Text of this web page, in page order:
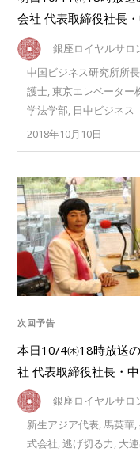
会社 代表取締役社長
銀座ロイヤルサロ
中国ビジネス研究所所長
護士,東京エレベーター
学法学部, 日中ビジネス
2018年10月10日
次回予告
本日10/4㈭18時放送
社 代表取締役社長・
銀座ロイヤルサロ
新生アジア代表,馬英華,
式会社,逃げ切る力, 大